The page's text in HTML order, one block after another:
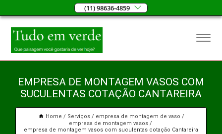
(11) 98636-4859
EMPRESA DE MONTAGEM VASOS COM
SUCULENTAS COTAÇÃO CANTAREIRA
Home Serviços
empresa de montagem de vaso
empresa de montagem vasos
empresa de montagem vasos com suculentas cotação Cantareira